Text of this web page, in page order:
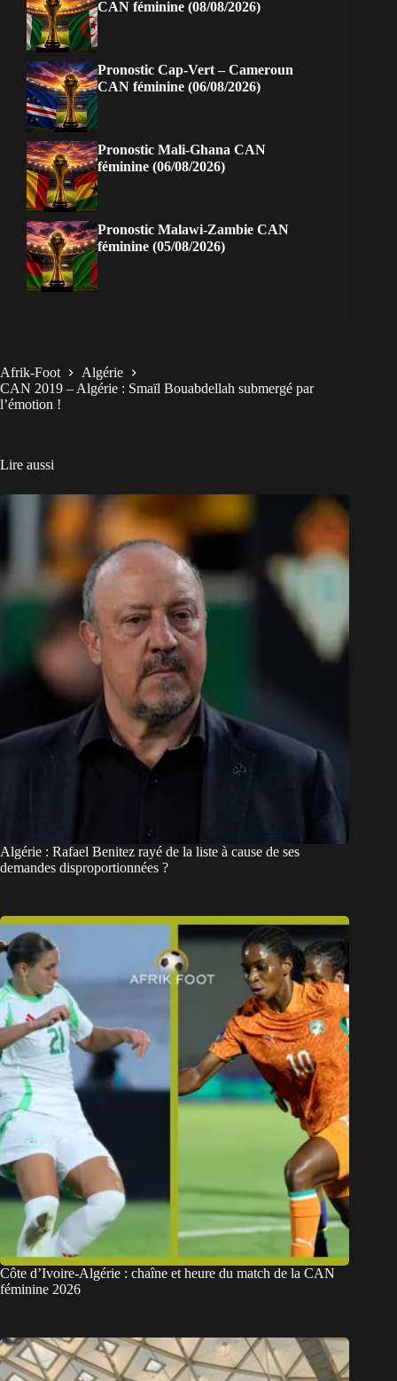
CAN féminine (08/08/2026)
Pronostic Cap-Vert – Cameroun
CAN féminine (06/08/2026)
Pronostic Mali-Ghana CAN
féminine (06/08/2026)
Pronostic Malawi-Zambie CAN
féminine (05/08/2026)
Afrik-Foot
Algérie
CAN 2019 – Algérie : Smaïl Bouabdellah submergé par
l’émotion !
Lire aussi
Algérie : Rafael Benitez rayé de la liste à cause de ses
demandes disproportionnées ?
Côte d’Ivoire-Algérie : chaîne et heure du match de la CAN
féminine 2026